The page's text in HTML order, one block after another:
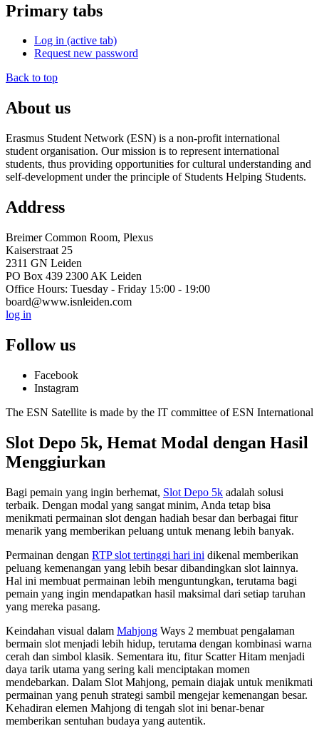
Primary tabs
Log in (active tab)
Request new password
Back to top
About us
Erasmus Student Network (ESN) is a non-profit international
student organisation. Our mission is to represent international
students, thus providing opportunities for cultural understanding and
self-development under the principle of Students Helping Students.
Address
Breimer Common Room, Plexus
Kaiserstraat 25
2311 GN Leiden
PO Box 439 2300 AK Leiden
Office Hours: Tuesday - Friday 15:00 - 19:00
board@www.isnleiden.com
log in
Follow us
Facebook
Instagram
The ESN Satellite is made by the IT committee of ESN International
Slot Depo 5k, Hemat Modal dengan Hasil
Menggiurkan
Bagi pemain yang ingin berhemat, Slot Depo 5k adalah solusi
terbaik. Dengan modal yang sangat minim, Anda tetap bisa
menikmati permainan slot dengan hadiah besar dan berbagai fitur
menarik yang memberikan peluang untuk menang lebih banyak.
Permainan dengan RTP slot tertinggi hari ini dikenal memberikan
peluang kemenangan yang lebih besar dibandingkan slot lainnya.
Hal ini membuat permainan lebih menguntungkan, terutama bagi
pemain yang ingin mendapatkan hasil maksimal dari setiap taruhan
yang mereka pasang.
Keindahan visual dalam Mahjong Ways 2 membuat pengalaman
bermain slot menjadi lebih hidup, terutama dengan kombinasi warna
cerah dan simbol klasik. Sementara itu, fitur Scatter Hitam menjadi
daya tarik utama yang sering kali menciptakan momen
mendebarkan. Dalam Slot Mahjong, pemain diajak untuk menikmati
permainan yang penuh strategi sambil mengejar kemenangan besar.
Kehadiran elemen Mahjong di tengah slot ini benar-benar
memberikan sentuhan budaya yang autentik.